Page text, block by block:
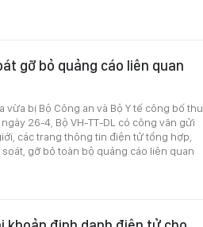
gỡ bỏ quảng cáo liên quan
bị Bộ Công an và Bộ Y tế công bố thu
26-4, Bộ VH-TT-DL có công văn gửi
các trang thông tin điện tử tổng hợp,
gỡ bỏ toàn bộ quảng cáo liên quan